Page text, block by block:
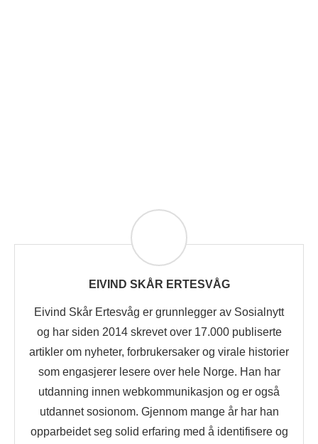
EIVIND SKÅR ERTESVÅG
Eivind Skår Ertesvåg er grunnlegger av Sosialnytt
og har siden 2014 skrevet over 17.000 publiserte
artikler om nyheter, forbrukersaker og virale historier
som engasjerer lesere over hele Norge. Han har
utdanning innen webkommunikasjon og er også
utdannet sosionom. Gjennom mange år har han
opparbeidet seg solid erfaring med å identifisere og